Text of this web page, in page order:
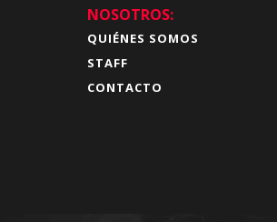
NOSOTROS:
QUIÉNES SOMOS
STAFF
CONTACTO